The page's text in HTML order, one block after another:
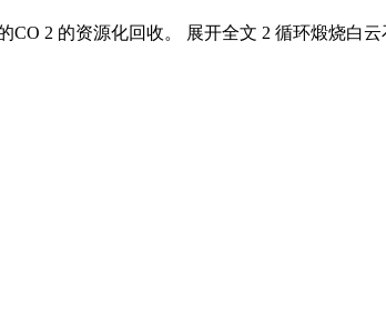
2 的资源化回收。 展开全文 2 循环煅烧白云